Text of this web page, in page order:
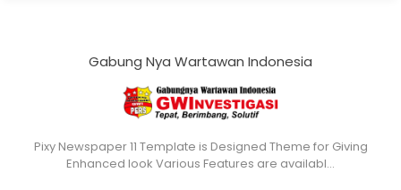
Gabung Nya Wartawan Indonesia
Pixy Newspaper 11 Template is Designed Theme for Giving
Enhanced look Various Features are availabl…